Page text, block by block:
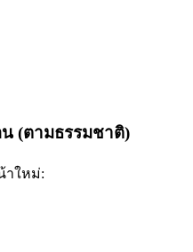
(ตามธรรมชาติ)
าใหม่: